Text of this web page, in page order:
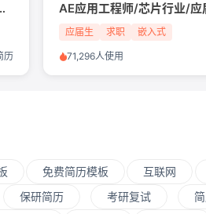
届生简历模板
历
应届生 求职 嵌入式
71,296人使用
免费简历模板 互联网
保研简历 考研复试